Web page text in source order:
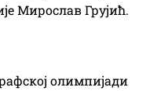
Мирослав Грујић.
олимпијади